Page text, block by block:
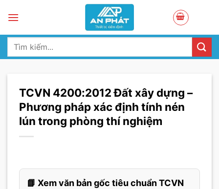
Tìm
TCVN 4200:2012 Đất xây dựng –
Phương pháp xác định tính nén
lún trong phòng thí nghiệm
📘 Xem văn bản gốc tiêu chuẩn TCVN